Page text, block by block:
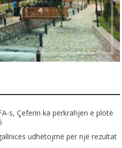
s, Çeferin ka përkrahjen e plotë
udhëtojmë për një rezultat